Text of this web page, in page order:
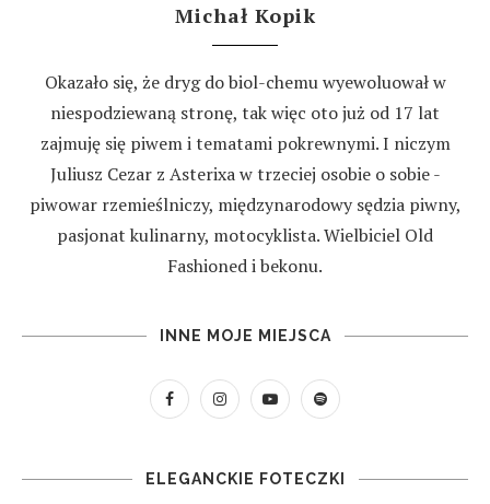
Michał Kopik
Okazało się, że dryg do biol-chemu wyewoluował w
niespodziewaną stronę, tak więc oto już od 17 lat
zajmuję się piwem i tematami pokrewnymi. I niczym
Juliusz Cezar z Asterixa w trzeciej osobie o sobie -
piwowar rzemieślniczy, międzynarodowy sędzia piwny,
pasjonat kulinarny, motocyklista. Wielbiciel Old
Fashioned i bekonu.
INNE MOJE MIEJSCA
ELEGANCKIE FOTECZKI